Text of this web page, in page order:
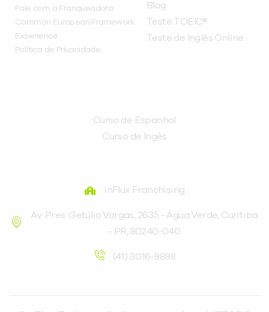
Fale com a Franqueadora
Common European Framework
Experience
Política de Privacidade
Blog
Teste TOEIC®
Teste de Inglês Online
Curso de Espanhol
Curso de Ingês
inFlux Franchising
Av. Pres. Getúlio Vargas, 2635 - Água Verde, Curitiba
- PR, 80240-040
(41) 3016-9898